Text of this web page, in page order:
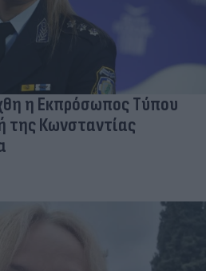
η Εκπρόσωπος Τύπου
της Κωνσταντίας